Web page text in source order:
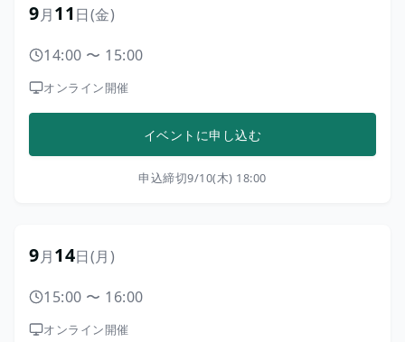
9月11日(金)
14:00 〜 15:00
オンライン開催
イベントに申し込む
申込締切9/10(木) 18:00
9月14日(月)
15:00 〜 16:00
オンライン開催